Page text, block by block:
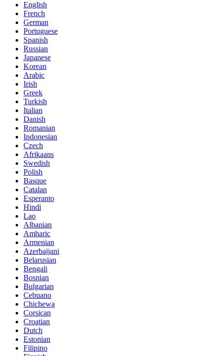
English
French
German
Portuguese
Spanish
Russian
Japanese
Korean
Arabic
Irish
Greek
Turkish
Italian
Danish
Romanian
Indonesian
Czech
Afrikaans
Swedish
Polish
Basque
Catalan
Esperanto
Hindi
Lao
Albanian
Amharic
Armenian
Azerbaijani
Belarusian
Bengali
Bosnian
Bulgarian
Cebuano
Chichewa
Corsican
Croatian
Dutch
Estonian
Filipino